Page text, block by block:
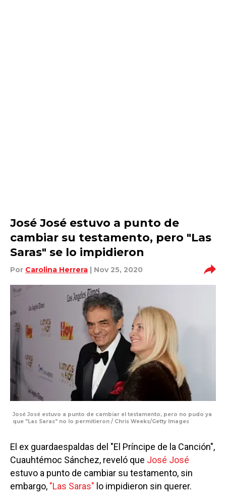
José José estuvo a punto de
cambiar su testamento, pero "Las
Saras" se lo impidieron
Por Carolina Herrera | Nov 25, 2020
José José estuvo a punto de cambiar el testamento, pero no pudo ya
que "Las Saras" no lo permitieron / Chris Weeks/Getty Images
El ex guardaespaldas del "El Príncipe de la Canción",
Cuauhtémoc Sánchez, reveló que José José
estuvo a punto de cambiar su testamento, sin
embargo, "Las Saras" lo impidieron sin querer.